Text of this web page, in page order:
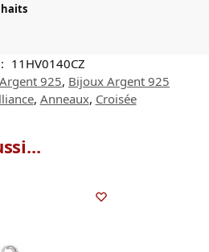
11HV0140CZ
925, Bijoux Argent 925
, Anneaux, Croisée